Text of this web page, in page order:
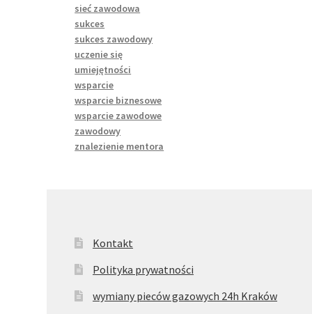
sieć zawodowa
sukces
sukces zawodowy
uczenie się
umiejętności
wsparcie
wsparcie biznesowe
wsparcie zawodowe
zawodowy
znalezienie mentora
Kontakt
Polityka prywatności
wymiany pieców gazowych 24h Kraków